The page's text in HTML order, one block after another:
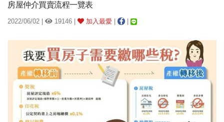
房屋仲介買賣流程一覽表
2022/06/02 | 19146 | 加入最愛